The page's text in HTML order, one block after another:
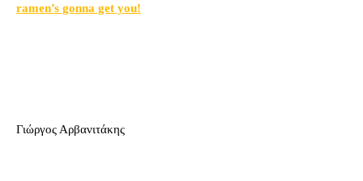
ramen’s gonna get you!
Γιώργος Αρβανιτάκης